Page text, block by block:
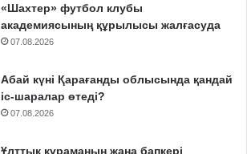
«Шахтер» футбол клубы
академиясының құрылысы жалғасуда
07.08.2026
Абай күні Қарағанды облысында қандай
іс-шаралар өтеді?
07.08.2026
Ұлттық құраманың жаңа бапкері